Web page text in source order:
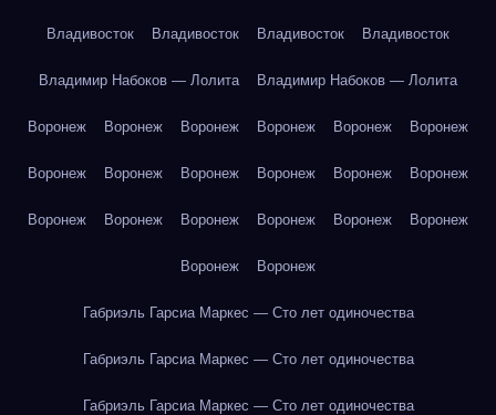
Владивосток Владивосток Владивосток Владивосток
Владимир Набоков — Лолита Владимир Набоков — Лолита
Воронеж Воронеж Воронеж Воронеж Воронеж Воронеж
Воронеж Воронеж Воронеж Воронеж Воронеж Воронеж
Воронеж Воронеж Воронеж Воронеж Воронеж Воронеж
Воронеж Воронеж
Габриэль Гарсиа Маркес — Сто лет одиночества
Габриэль Гарсиа Маркес — Сто лет одиночества
Габриэль Гарсиа Маркес — Сто лет одиночества